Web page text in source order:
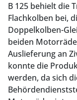
B 125 behielt die
Flachkolben bei,
Doppelkolben-
beiden
Auslieferung an
konnte die
werden, da sich